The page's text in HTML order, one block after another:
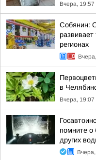
Вчера, 19:57
Собянин:
регионах
в
Вчера, 19:07
помните о
других